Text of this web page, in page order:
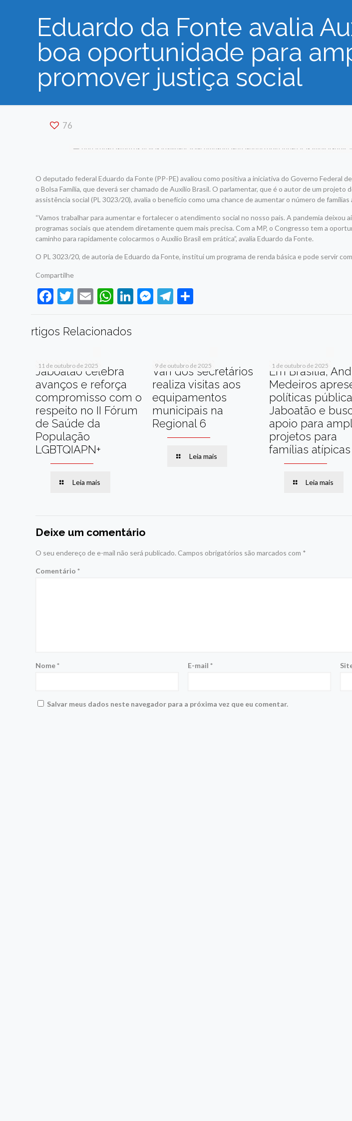
Eduardo da Fonte avalia
boa oportunidade para
promover justiça social
76
O deputado federal Eduardo da Fonte (PP-PE) avaliou como positiva a iniciativa do Governo Federal
o Bolsa Família, que deverá ser chamado de Auxílio Brasil. O parlamentar, que é o autor de um projeto
assistência social (PL 3023/20), avalia o benefício como uma chance de aumentar o número de
“Vamos trabalhar para aumentar e fortalecer o atendimento social no nosso país. A pandemia deixou
programas sociais que atendem diretamente quem mais precisa. Com a MP, o Congresso tem a
caminho para rapidamente colocarmos o Auxílio Brasil em prática”, avalia Eduardo da Fonte.
O PL 3023/20, de autoria de Eduardo da Fonte, institui um programa de renda básica e pode servir
Compartilhe
Facebook
Twitter
EmailWhatsApp
LinkedIn
Messenger
Telegram
rtigos Relacionados
11 de outubro de 2025
Jaboatão celebra
avanços e reforça
compromisso com o
respeito no II Fórum
de Saúde da
População
LGBTQIAPN+
Leia mais
9 de outubro de 2025
Van dos secretários
realiza visitas aos
equipamentos
municipais na
Regional 6
Leia mais
1 de outubro de 2025
Em Brasília,
Medeiros
políticas
Jaboatão e
apoio para
projetos para
famílias atípicas
Leia mais
Deixe um comentário
O seu endereço de e-mail não será publicado. Campos obrigatórios são marcados com *
Comentário*
Nome* E-mail*
Salvar meus dados neste navegador para a próxima vez que eu comentar.